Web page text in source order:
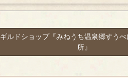
ギルドショップ『みねうち温泉郷すう
所』